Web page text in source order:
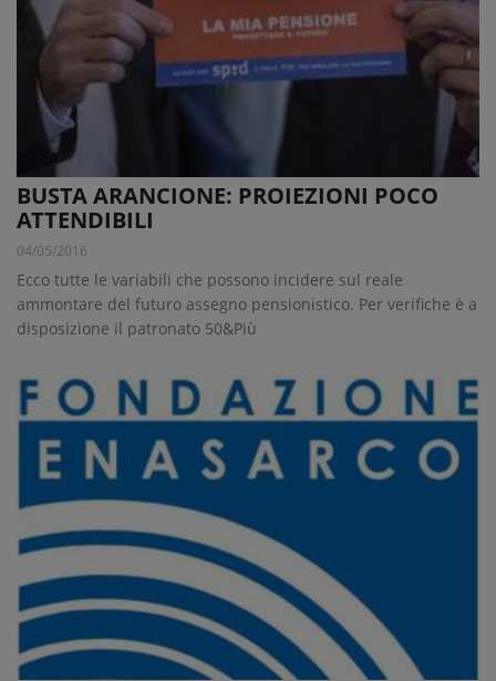
BUSTA ARANCIONE: PROIEZIONI POCO
ATTENDIBILI
04/05/2016
Ecco tutte le variabili che possono incidere sul reale
ammontare del futuro assegno pensionistico. Per verifiche è a
disposizione il patronato 50&Più